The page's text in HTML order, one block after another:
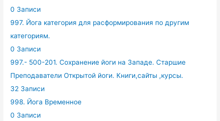
0 Записи
997. Йога категория для расформирования по другим
категориям.
0 Записи
997.- 500-201. Сохранение йоги на Западе. Старшие
Преподаватели Открытой йоги. Книги,сайты ,курсы.
32 Записи
998. Йога Временное
0 Записи